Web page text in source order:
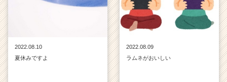
2022.08.10
夏休みですよ
2022.08.09
ラムネがおいしい